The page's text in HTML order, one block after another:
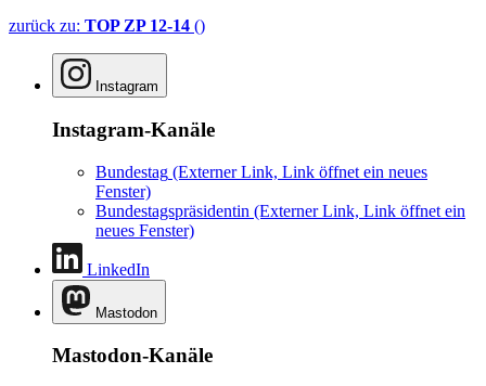
zurück zu: TOP ZP 12-14 ()
Instagram
Instagram-Kanäle
Bundestag (Externer Link, Link öffnet ein neues
Fenster)
Bundestagspräsidentin (Externer Link, Link öffnet ein
neues Fenster)
LinkedIn
Mastodon
Mastodon-Kanäle